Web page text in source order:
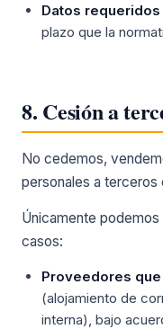
Datos
plazo que la
8. Cesión a
No cedemos,
personales a
Únicamente
casos:
Proveedores
(alojamiento de
interna), bajo